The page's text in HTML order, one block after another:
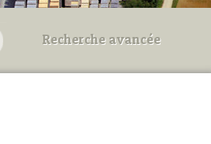
Recherche avancée
Utilisez les champs ci-dessous